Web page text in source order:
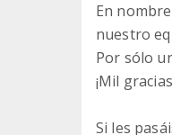
En
nuestro
Por sólo
¡Mil
Si les